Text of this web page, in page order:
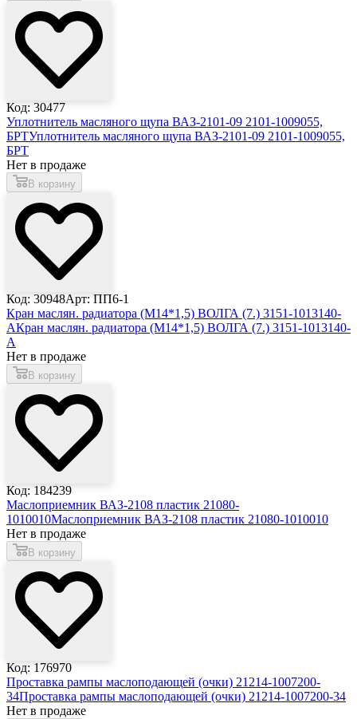
Код: 30477
Уплотнитель масляного щупа ВАЗ-2101-09 2101-1009055,
БРТУплотнитель масляного щупа ВАЗ-2101-09 2101-1009055,
БРТ
Нет в продаже
В корзину
Код: 30948Арт: ПП6-1
Кран маслян. радиатора (М14*1,5) ВОЛГА (7.) 3151-1013140-
АКран маслян. радиатора (М14*1,5) ВОЛГА (7.) 3151-1013140-
А
Нет в продаже
В корзину
Код: 184239
Маслоприемник ВАЗ-2108 пластик 21080-
1010010Маслоприемник ВАЗ-2108 пластик 21080-1010010
Нет в продаже
В корзину
Код: 176970
Проставка рампы маслоподающей (очки) 21214-1007200-
34Проставка рампы маслоподающей (очки) 21214-1007200-34
Нет в продаже